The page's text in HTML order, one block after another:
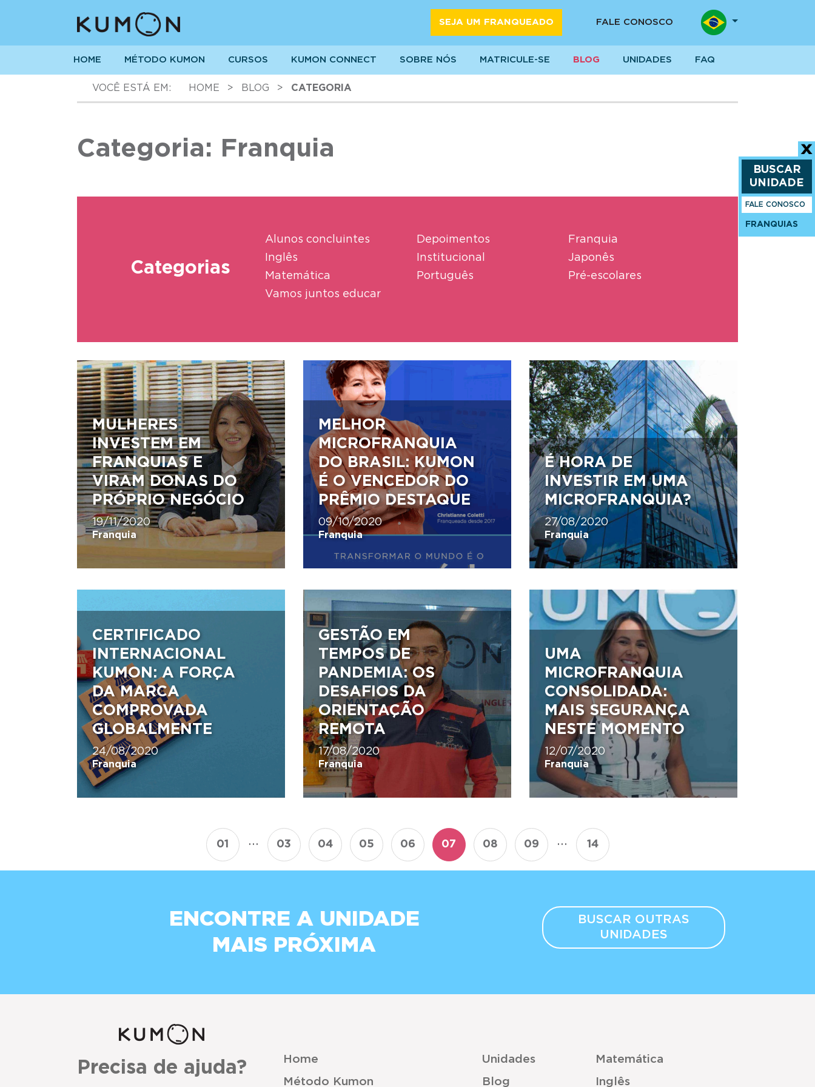
SEJA UM FRANQUEADO FALE CONOSCO
HOME MÉTODO KUMON CURSOS KUMON CONNECT SOBRE NÓS MATRICULE-SE BLOG UNIDADES FAQ
VOCÊ ESTÁ EM: HOME > BLOG > CATEGORIA
Categoria: Franquia
Categorias
Alunos concluintes
Inglês
Matemática
Vamos juntos educar
Depoimentos
Institucional
Português
Franquia
Japonês
Pré-escolares
MULHERES
INVESTEM EM
FRANQUIAS E
VIRAM DONAS DO
PRÓPRIO NEGÓCIO
19/11/2020
Franquia
MELHOR
MICROFRANQUIA
DO BRASIL: KUMON
É O VENCEDOR DO
PRÊMIO DESTAQUE
09/10/2020
Franquia
É HORA DE
INVESTIR EM UMA
MICROFRANQUIA?
27/08/2020
Franquia
CERTIFICADO
INTERNACIONAL
KUMON: A FORÇA
DA MARCA
COMPROVADA
GLOBALMENTE
24/08/2020
Franquia
GESTÃO EM
TEMPOS DE
PANDEMIA: OS
DESAFIOS DA
ORIENTAÇÃO
REMOTA
17/08/2020
Franquia
UMA
MICROFRANQUIA
CONSOLIDADA:
MAIS SEGURANÇA
NESTE MOMENTO
12/07/2020
Franquia
01 ... 03 04 05 06 07 08 09 ... 14
BUSCAR
UNIDADE
FALE CONOSCO
FRANQUIAS
ENCONTRE A UNIDADE
MAIS PRÓXIMA
BUSCAR OUTRAS
UNIDADES
Precisa de ajuda? Home Unidades
Matemática
Método Kumon
Blog Inglês